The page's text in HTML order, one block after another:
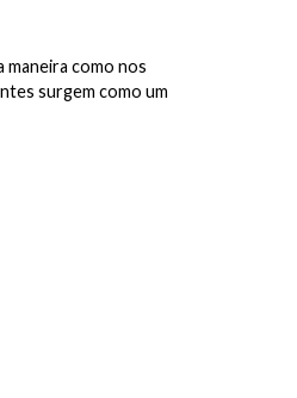
maneira como nos
surgem como um